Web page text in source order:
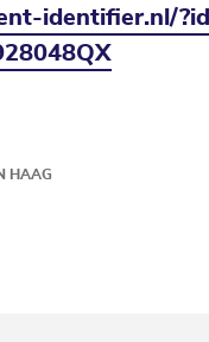
identifier.nl/
HAAG